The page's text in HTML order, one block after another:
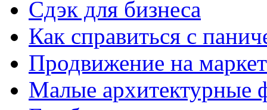
Сдэк для бизнеса
Как справиться с
Продвижение на
Малые архитектурные